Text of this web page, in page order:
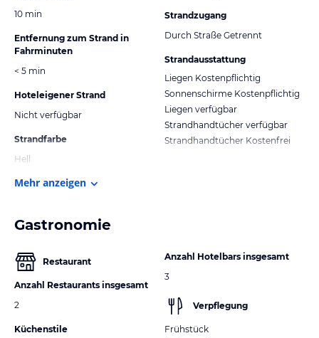
10 min
Entfernung zum Strand in
Fahrminuten
< 5 min
Hoteleigener Strand
Nicht verfügbar
Strandfarbe
Hell
Strandzugang
Durch Straße Getrennt
Strandausstattung
Liegen Kostenpflichtig
Sonnenschirme Kostenpflichtig
Liegen verfügbar
Strandhandtücher verfügbar
Strandhandtücher Kostenfrei
Mehr anzeigen
Gastronomie
Restaurant
Anzahl Restaurants insgesamt
2
Küchenstile
Anzahl Hotelbars insgesamt
3
Verpflegung
Frühstück